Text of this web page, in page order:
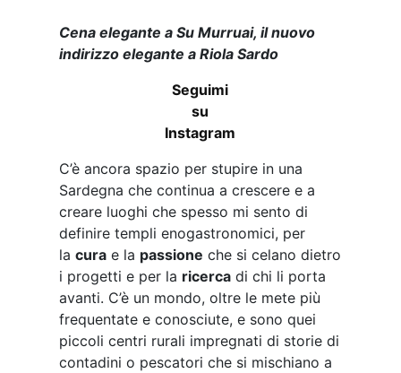
Cena elegante a Su Murruai, il nuovo
indirizzo elegante a Riola Sardo
Seguimi
su
Instagram
C’è ancora spazio per stupire in una
Sardegna che continua a crescere e a
creare luoghi che spesso mi sento di
definire templi enogastronomici, per
la curae la passione che si celano dietro
i progetti e per la ricercadi chi li porta
avanti. C’è un mondo, oltre le mete più
frequentate e conosciute, e sono quei
piccoli centri rurali impregnati di storie di
contadini o pescatori che si mischiano a